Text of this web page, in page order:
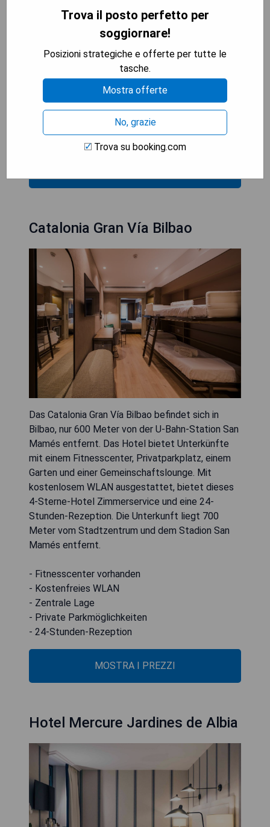
Deutsch, Englisch, Spanisch und Baskisch zur
- Zentrale Lage in Bilbao
- Modern ausgestattete Zimmer mit Stadtblick
- Fitnesscenter verfügbar
- Vielfältige Speiseoptionen inklusive
vegetarischer Gerichte
- Freundliches mehrsprachiges Personal
Catalonia Gran Vía Bilbao
Das Catalonia Gran Vía Bilbao befindet sich in
Bilbao, nur 600 Meter von der U-Bahn-Station San
Mamés entfernt. Das Hotel bietet Unterkünfte
mit einem Fitnesscenter, Privatparkplatz, einem
Garten und einer Gemeinschaftslounge. Mit
kostenlosem WLAN ausgestattet, bietet dieses
4-Sterne-Hotel Zimmerservice und eine 24-
Stunden-Rezeption. Die Unterkunft liegt 700
Meter vom Stadtzentrum und dem Stadion San
Mamés entfernt.
- Fitnesscenter vorhanden
- Kostenfreies WLAN
- Zentrale Lage
- Private Parkmöglichkeiten
- 24-Stunden-Rezeption
MOSTRA I PREZZI
Hotel Mercure Jardines de Albia
Trova il posto perfetto per
soggiornare!
Posizioni strategiche e offerte per tutte le
tasche.
Mostra offerte
No, grazie
Trova su booking.com